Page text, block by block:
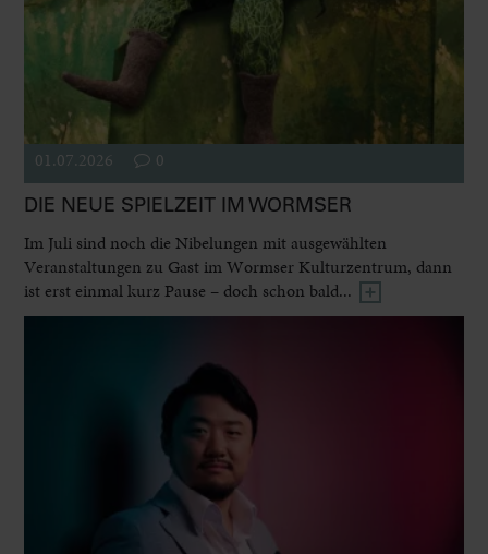
01.07.2026 0
DIE NEUE SPIELZEIT IM WORMSER
Im Juli sind noch die Nibelungen mit ausgewählten
Veranstaltungen zu Gast im Wormser Kulturzentrum, dann
ist erst einmal kurz Pause – doch schon bald...